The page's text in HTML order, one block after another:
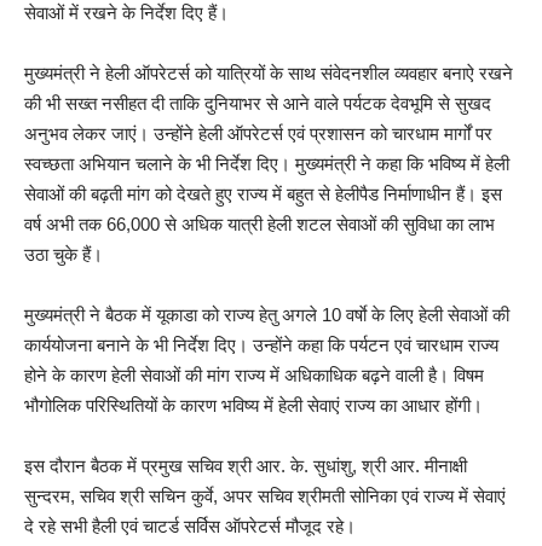
सेवाओं में रखने के निर्देश दिए हैं।
मुख्यमंत्री ने हेली ऑपरेटर्स को यात्रियों के साथ संवेदनशील व्यवहार बनाऐ रखने
की भी सख्त नसीहत दी ताकि दुनियाभर से आने वाले पर्यटक देवभूमि से सुखद
अनुभव लेकर जाएं। उन्होंने हेली ऑपरेटर्स एवं प्रशासन को चारधाम मार्गों पर
स्वच्छता अभियान चलाने के भी निर्देश दिए। मुख्यमंत्री ने कहा कि भविष्य में हेली
सेवाओं की बढ़ती मांग को देखते हुए राज्य में बहुत से हेलीपैड निर्माणाधीन हैं। इस
वर्ष अभी तक 66,000 से अधिक यात्री हेली शटल सेवाओं की सुविधा का लाभ
उठा चुके हैं।
मुख्यमंत्री ने बैठक में यूकाडा को राज्य हेतु अगले 10 वर्षाे के लिए हेली सेवाओं की
कार्ययोजना बनाने के भी निर्देश दिए। उन्होंने कहा कि पर्यटन एवं चारधाम राज्य
होने के कारण हेली सेवाओं की मांग राज्य में अधिकाधिक बढ़ने वाली है। विषम
भौगोलिक परिस्थितियों के कारण भविष्य में हेली सेवाएं राज्य का आधार होंगी।
इस दौरान बैठक में प्रमुख सचिव श्री आर. के. सुधांशु, श्री आर. मीनाक्षी
सुन्दरम, सचिव श्री सचिन कुर्वे, अपर सचिव श्रीमती सोनिका एवं राज्य में सेवाएं
दे रहे सभी हैली एवं चाटर्ड सर्विस ऑपरेटर्स मौजूद रहे।